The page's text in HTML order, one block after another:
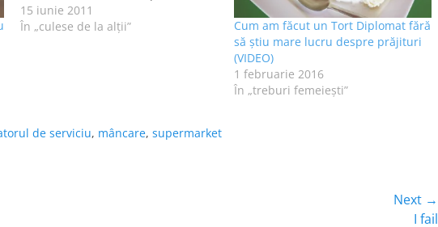
emană mirosuri de grătar şi cârnaţi
prăjiţi. În dreptul rafturilor cu ouă şi
15 iunie 2011
În „culese de la alţii”
Cum am făcut un Tort Diplomat fără
să știu mare lucru despre prăjituri
(VIDEO)
1 februarie 2016
În „treburi femeieşti”
de serviciu, mâncare, supermarket
Next →
I fail